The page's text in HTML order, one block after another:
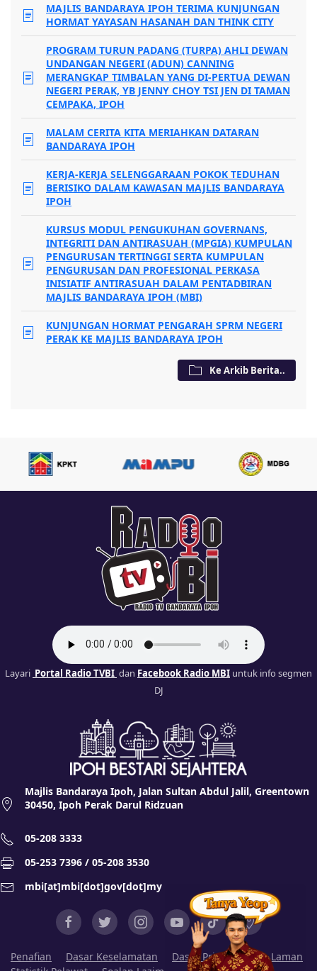
MAJLIS BANDARAYA IPOH TERIMA KUNJUNGAN
HORMAT YAYASAN HASANAH DAN THINK CITY
PROGRAM TURUN PADANG (TURPA) AHLI DEWAN
UNDANGAN NEGERI (ADUN) CANNING
MERANGKAP TIMBALAN YANG DI-PERTUA DEWAN
NEGERI PERAK, YB JENNY CHOY TSI JEN DI TAMAN
CEMPAKA, IPOH
MALAM CERITA KITA MERIAHKAN DATARAN
BANDARAYA IPOH
KERJA-KERJA SELENGGARAAN POKOK TEDUHAN
BERISIKO DALAM KAWASAN MAJLIS BANDARAYA
IPOH
KURSUS MODUL PENGUKUHAN GOVERNANS,
INTEGRITI DAN ANTIRASUAH (MPGIA) KUMPULAN
PENGURUSAN TERTINGGI SERTA KUMPULAN
PENGURUSAN DAN PROFESIONAL PERKASA
INISIATIF ANTIRASUAH DALAM PENTADBIRAN
MAJLIS BANDARAYA IPOH (MBI)
KUNJUNGAN HORMAT PENGARAH SPRM NEGERI
PERAK KE MAJLIS BANDARAYA IPOH
Ke Arkib Berita..
Layari Portal Radio TVBI dan Facebook Radio MBI untuk info segmen
DJ
Majlis Bandaraya Ipoh, Jalan Sultan Abdul Jalil, Greentown
30450, Ipoh Perak Darul Ridzuan
05-208 3333
05-253 7396 / 05-208 3530
mbi[at]mbi[dot]gov[dot]my
Penafian Dasar Keselamatan Dasar Privasi
Peta Laman